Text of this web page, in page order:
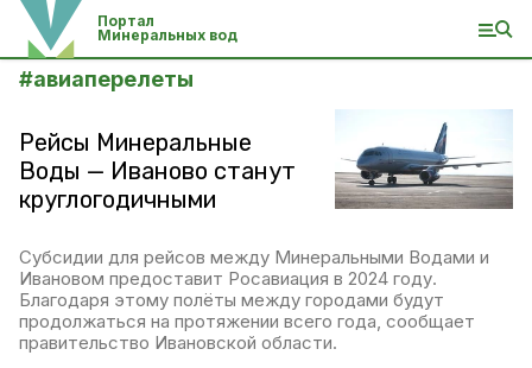
Портал
Минеральных вод
#авиаперелеты
Рейсы Минеральные
Воды — Иваново станут
круглогодичными
Субсидии для рейсов между Минеральными Водами и
Ивановом предоставит Росавиация в 2024 году.
Благодаря этому полёты между городами будут
продолжаться на протяжении всего года, сообщает
правительство Ивановской области.